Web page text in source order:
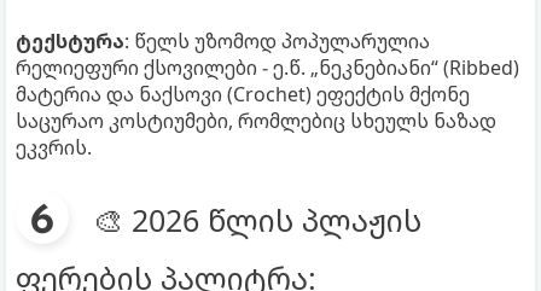
ტექსტურა: წელს უზომოდ პოპულარულია
რელიეფური ქსოვილები - ე.წ. „ნეკნებიანი“ (Ribbed)
მატერია და ნაქსოვი (Crochet) ეფექტის მქონე
საცურაო კოსტიუმები, რომლებიც სხეულს ნაზად
ეკვრის.
🎨 2026 წლის პლაჟის
ფერების პალიტრა: